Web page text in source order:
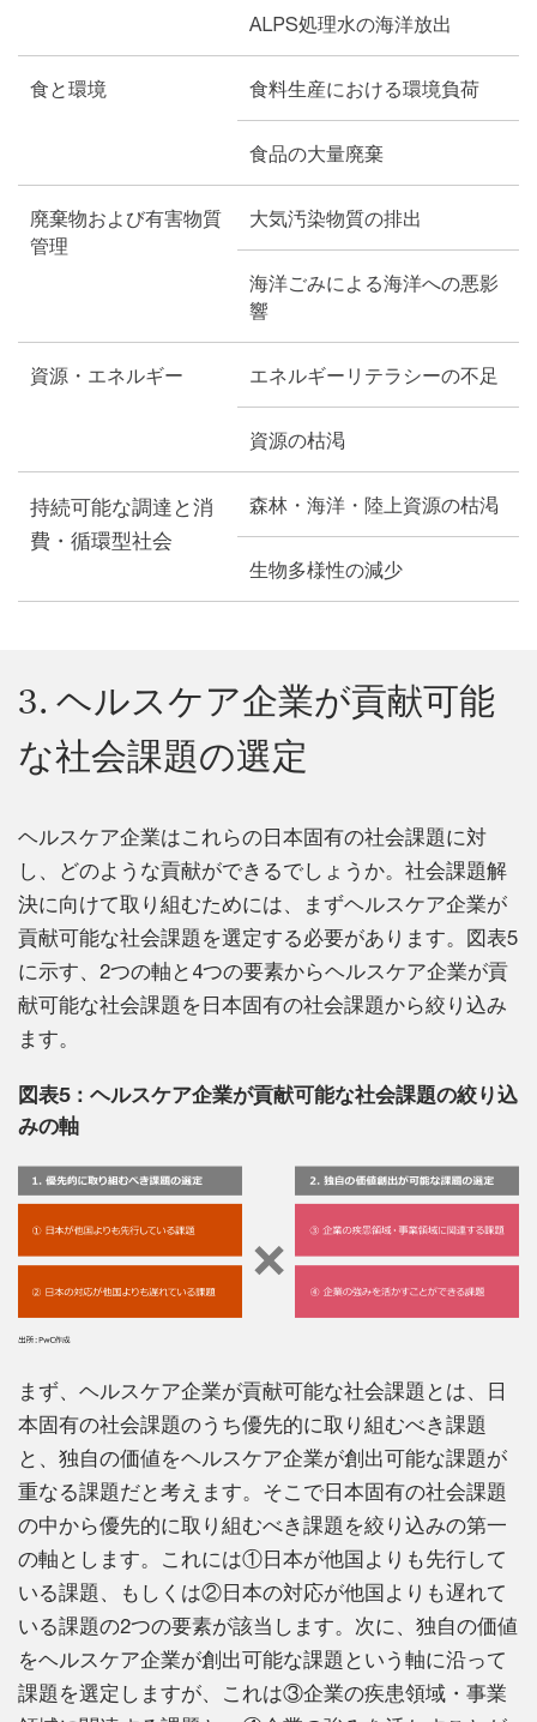
ALPS処理水の海洋放出
食と環境 食料生産における環境負荷
食品の大量廃棄
廃棄物および有害物質
管理
大気汚染物質の排出
海洋ごみによる海洋への悪影
響
資源・エネルギー エネルギーリテラシーの不足
資源の枯渇
持続可能な調達と消
費・循環型社会
森林・海洋・陸上資源の枯渇
生物多様性の減少
3. ヘルスケア企業が貢献可能
な社会課題の選定
ヘルスケア企業はこれらの日本固有の社会課題に対
し、どのような貢献ができるでしょうか。社会課題解
決に向けて取り組むためには、まずヘルスケア企業が
貢献可能な社会課題を選定する必要があります。図表5
に示す、2つの軸と4つの要素からヘルスケア企業が貢
献可能な社会課題を日本固有の社会課題から絞り込み
ます。
図表5：ヘルスケア企業が貢献可能な社会課題の絞り込
みの軸
まず、ヘルスケア企業が貢献可能な社会課題とは、日
本固有の社会課題のうち優先的に取り組むべき課題
と、独自の価値をヘルスケア企業が創出可能な課題が
重なる課題だと考えます。そこで日本固有の社会課題
の中から優先的に取り組むべき課題を絞り込みの第一
の軸とします。これには①日本が他国よりも先行して
いる課題、もしくは②日本の対応が他国よりも遅れて
いる課題の2つの要素が該当します。次に、独自の価値
をヘルスケア企業が創出可能な課題という軸に沿って
課題を選定しますが、これは③企業の疾患領域・事業